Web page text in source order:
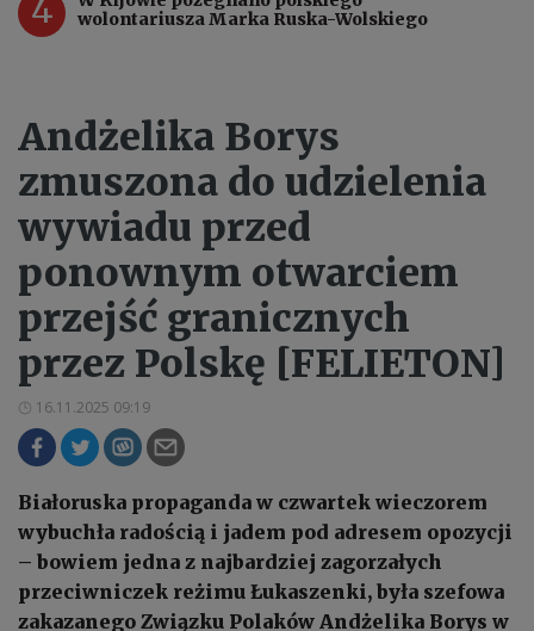
4
wolontariusza Marka Ruska-Wolskiego
Andżelika Borys
zmuszona do udzielenia
wywiadu przed
ponownym otwarciem
przejść granicznych
przez Polskę [FELIETON]
16.11.2025 09:19
Białoruska propaganda w czwartek wieczorem
wybuchła radością i jadem pod adresem opozycji
– bowiem jedna z najbardziej zagorzałych
przeciwniczek reżimu Łukaszenki, była szefowa
zakazanego Związku Polaków Andżelika Borys w